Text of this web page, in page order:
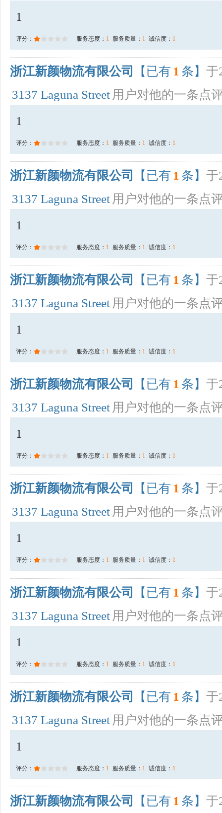
1
评分： 服务态度： 1 服务质量： 1 诚信度： 1
浙江新颜物流有限公司 【已有 1 条】 于
3137 Laguna Street 用户对他的一条点
1
评分： 服务态度： 1 服务质量： 1 诚信度： 1
浙江新颜物流有限公司 【已有 1 条】 于
3137 Laguna Street 用户对他的一条点
1
评分： 服务态度： 1 服务质量： 1 诚信度： 1
浙江新颜物流有限公司 【已有 1 条】 于
3137 Laguna Street 用户对他的一条点
1
评分： 服务态度： 1 服务质量： 1 诚信度： 1
浙江新颜物流有限公司 【已有 1 条】 于
3137 Laguna Street 用户对他的一条点
1
评分： 服务态度： 1 服务质量： 1 诚信度： 1
浙江新颜物流有限公司 【已有 1 条】 于
3137 Laguna Street 用户对他的一条点
1
评分： 服务态度： 1 服务质量： 1 诚信度： 1
浙江新颜物流有限公司 【已有 1 条】 于
3137 Laguna Street 用户对他的一条点
1
评分： 服务态度： 1 服务质量： 1 诚信度： 1
浙江新颜物流有限公司 【已有 1 条】 于
3137 Laguna Street 用户对他的一条点
1
评分： 服务态度： 1 服务质量： 1 诚信度： 1
浙江新颜物流有限公司 【已有 1 条】 于